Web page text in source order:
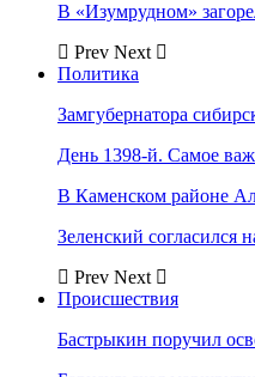
В «Изумрудном»
Prev Next
Политика
Замгубернатора
День 1398-й. Самое
В Каменском районе
Зеленский
Prev Next
Происшествия
Бастрыкин поручил